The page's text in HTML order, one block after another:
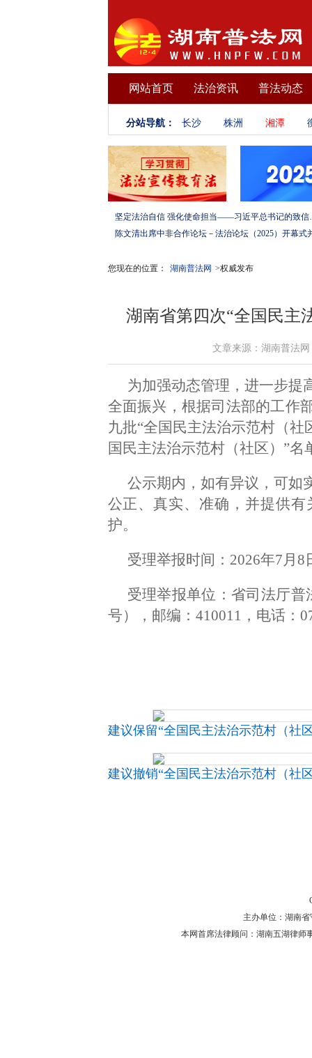
网站首页 法治资讯 普法动态
分站导航： 长沙 株洲 湘潭
坚定法治自信 强化使
您现在的位置： 湖南普法网 >权威发布
湖南省第四次“全国民主
文章来源：湖南普法
为加强动态管理，进一步提
全面振兴，根据司法部的工作
九批“全国民主法治示范村（
国民主法治示范村（社区）”名
公示期内，如有异议，可如
公正、真实、准确，并提供
护。
受理举报时间：2026年7月8
受理举报单位：省司法厅
号），邮编：410011，电话：
建议保留“全国民主法治示范村（社
建议撤销“全国民主法治示范村（社
主办单位：湖南省
本网首席法律顾问：湖南五湖律师